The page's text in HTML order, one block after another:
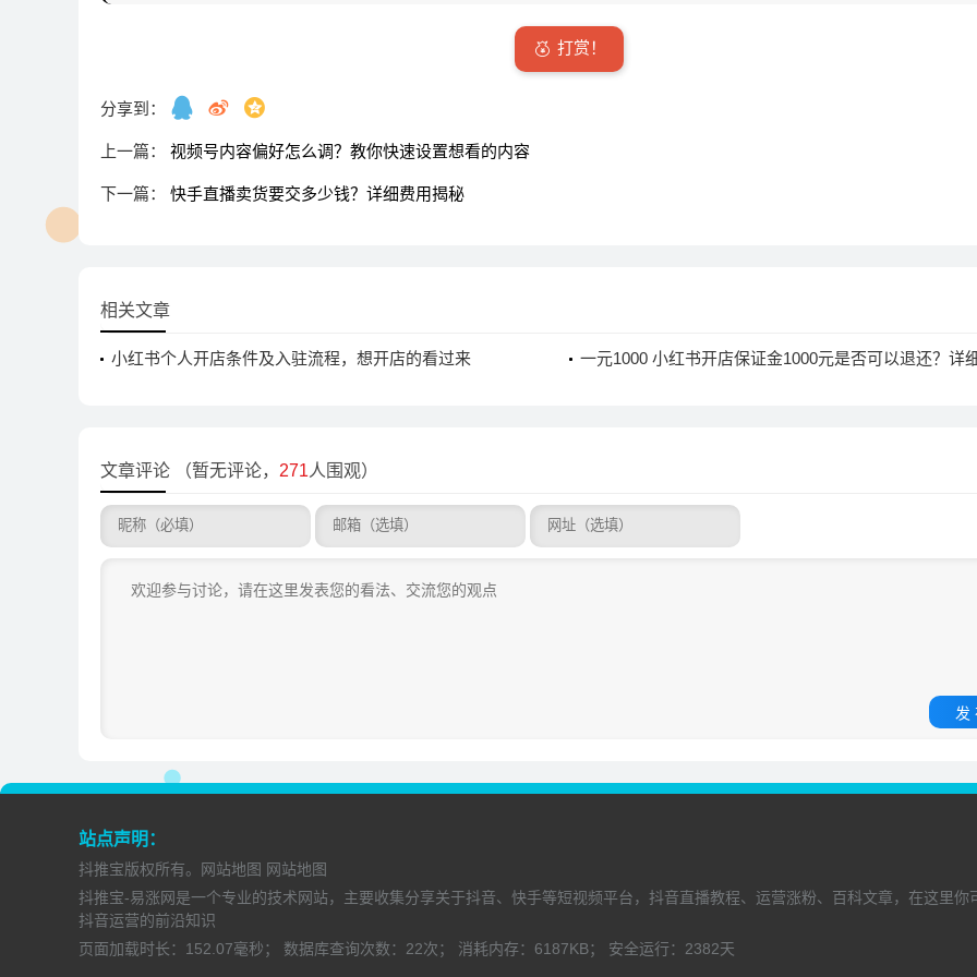
打赏！
分享到：
上一篇： 视频号内容偏好怎么调？教你快速设置想看的内容
下一篇： 快手直播卖货要交多少钱？详细费用揭秘
相关文章
小红书个人开店条件及入驻流程，想开店的看过来
一元1000 小红书开店保证金1000元是否可以退还？详
文章评论 （暂无评论， 271人围观）
发
站点声明：
抖推宝版权所有。 网站地图 网站地图
抖推宝-易涨网是一个专业的技术网站，主要收集分享关于抖音、快手等短视频平台，抖音直播教程、运营涨粉、百科文章，在这里
抖音运营的前沿知识
页面加载时长： 152.07毫秒； 数据库查询次数： 22次； 消耗内存： 6187KB； 安全运行： 2382天